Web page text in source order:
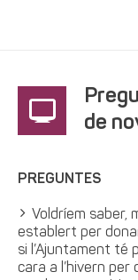
de
PREGUNTES
Voldríem saber,
establert per
si l’Ajuntament té
cara a l’hivern